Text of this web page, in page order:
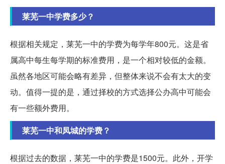
莱芜一中学费多少？
根据相关规定，莱芜一中的学费为每学年800元。这是省
属高中每生每学期的标准费用，是一个相对较低的金额。
虽然各地区可能会略有差异，但整体来说不会有太大的变
动。值得一提的是，通过择校的方式选择公办高中可能会
有一些额外费用。
莱芜一中和凤城的学费？
根据过去的数据，莱芜一中的学费是1500元。此外，开学